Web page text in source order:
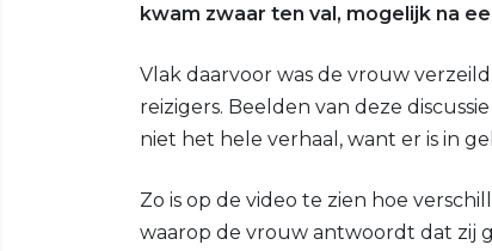
kwam zwaar ten val, mogelijk na
Vlak daarvoor was de vrouw
reizigers. Beelden van deze
niet het hele verhaal, want er is in
Zo is op de video te zien hoe
waarop de vrouw antwoordt dat zij